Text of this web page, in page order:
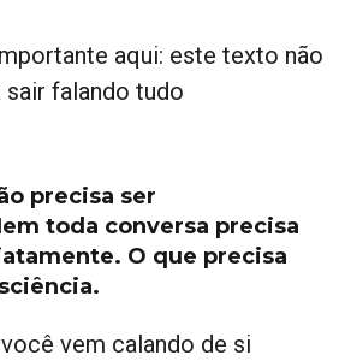
aqui: este texto não
falando tudo
precisa ser
toda conversa precisa
O que precisa
vem calando de si